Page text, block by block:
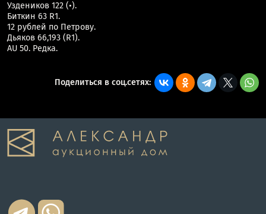
Уздеников 122 (•).
Биткин 63 R1.
12 рублей по Петрову.
Дьяков 66,193 (R1).
AU 50. Редка.
Поделиться в соц.сетях: